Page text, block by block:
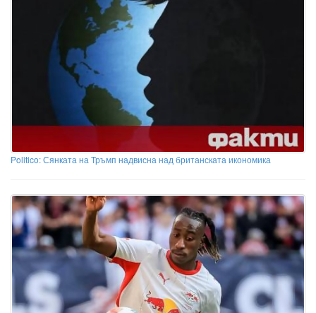
Politico: Сянката на Тръмп надвисна над британската икономика